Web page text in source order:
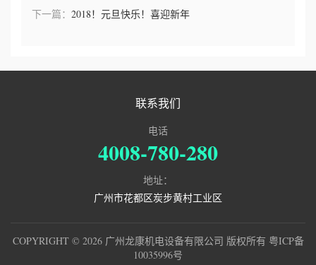
下一篇： 2018！元旦快乐！喜迎新年
联系我们
电话
4008-780-280
地址：
广州市花都区炭步黄村工业区
COPYRIGHT © 2026 广州龙康机电设备有限公司 版权所有 粤ICP备
10035996号